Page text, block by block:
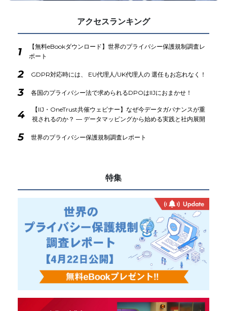
アクセスランキング
1
【無料eBookダウンロード】世界のプライバシー保護規制調査レ
ポート
2 GDPR対応時には、 EU代理人/UK代理人の 選任もお忘れなく！
3 各国のプライバシー法で求められるDPOはIIJにおまかせ！
4
【IIJ・OneTrust共催ウェビナー】なぜ今データガバナンスが重
視されるのか？ ― データマッピングから始める実践と社内展開
5 世界のプライバシー保護規制調査レポート
特集